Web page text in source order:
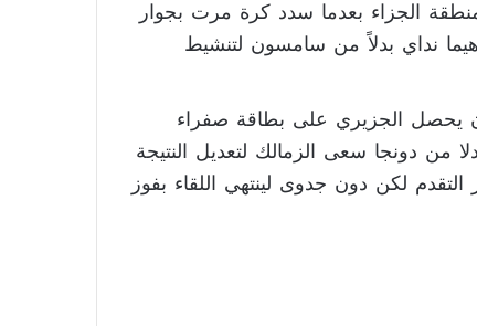
حدود منطقة الجزاء بعدما سدد كرة مرت بجوار
نداي بدلاً من سامسون لتنشيط
يحصل الجزيري على بطاقة صفراء
من دونجا سعى الزمالك لتعديل النتيجة
لكن دون جدوى لينتهي اللقاء بفوز